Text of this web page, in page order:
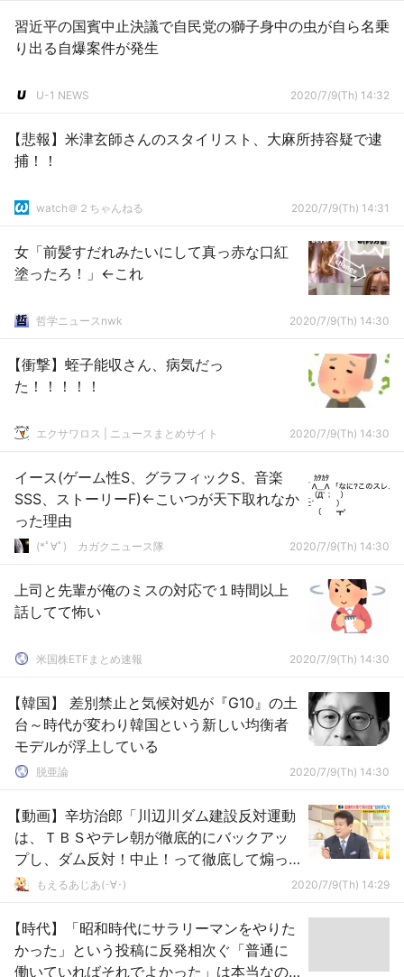
習近平の国賓中止決議で自民党の獅子身中の虫が自ら名乗
り出る自爆案件が発生
U-1 NEWS 2020/7/9(Th) 14:32
【悲報】米津玄師さんのスタイリスト、大麻所持容疑で逮
捕！！
watch＠２ちゃんねる 2020/7/9(Th) 14:31
女「前髪すだれみたいにして真っ赤な口紅
塗ったろ！」←これ
哲学ニュースnwk 2020/7/9(Th) 14:30
【衝撃】蛭子能収さん、病気だっ
た！！！！！
エクサワロス | ニュースまとめサイト 2020/7/9(Th) 14:30
イース(ゲーム性S、グラフィックS、音楽
SSS、ストーリーF)←こいつが天下取れなか
った理由
(*ﾟ∀ﾟ)ゞカガクニュース隊 2020/7/9(Th) 14:30
上司と先輩が俺のミスの対応で１時間以上
話してて怖い
米国株ETFまとめ速報 2020/7/9(Th) 14:30
【韓国】 差別禁止と気候対処が『G10』の土
台～時代が変わり韓国という新しい均衡者
モデルが浮上している
脱亜論 2020/7/9(Th) 14:30
【動画】辛坊治郎「川辺川ダム建設反対運動
は、ＴＢＳやテレ朝が徹底的にバックアッ
プし、ダム反対！中止！って徹底して煽っ
た。結果中止になった」
もえるあじあ(･∀･) 2020/7/9(Th) 14:29
【時代】「昭和時代にサラリーマンをやりた
かった」という投稿に反発相次ぐ「普通に
働いていればそれでよかった」は本当なの